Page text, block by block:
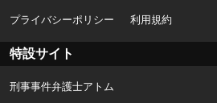
プライバシーポリシー 利用規約
特設サイト
刑事事件弁護士アトム